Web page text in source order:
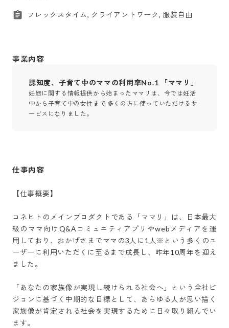
フレックスタイム, クライアントワーク, 服装自由
事業内容
認知度、子育て中のママの利用率No.1 「ママリ」
妊娠に関する情報提供から始まったママリは、今では妊活
中から子育て中の女性まで 多くの方に使っていただけるサ
ービスになりました。
仕事内容
【仕事概要】
コネヒトのメインプロダクトである「ママリ」は、日本最大
級のママ向けQ&Aコミュニティアプリやwebメディアを運
用しており、おかげさまでママの3人に1人※という多くのユ
ーザーに利用いただくに至るまで成長し、昨年10周年を迎え
ました。
「あなたの家族像が実現し続けられる社会へ」という全社ビ
ジョンに基づく中期的な目標として、あらゆる人が思い描く
家族像が肯定される社会を実現するために日々取り組んでい
ます。